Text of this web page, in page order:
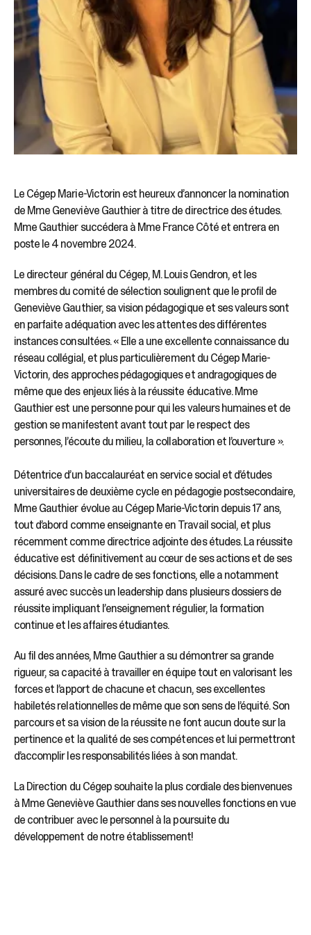
Le Cégep Marie-Victorin est heureux d’annoncer la nomination
de Mme Geneviève Gauthier à titre de directrice des études.
Mme Gauthier succédera à Mme France Côté et entrera en
poste le 4 novembre 2024.
Le directeur général du Cégep, M. Louis Gendron, et les
membres du comité de sélection soulignent que le profil de
Geneviève Gauthier, sa vision pédagogique et ses valeurs sont
en parfaite adéquation avec les attentes des différentes
instances consultées. « Elle a une excellente connaissance du
réseau collégial, et plus particulièrement du Cégep Marie-
Victorin, des approches pédagogiques et andragogiques de
même que des enjeux liés à la réussite éducative. Mme
Gauthier est une personne pour qui les valeurs humaines et de
gestion se manifestent avant tout par le respect des
personnes, l’écoute du milieu, la collaboration et l’ouverture ».
Détentrice d’un baccalauréat en service social et d’études
universitaires de deuxième cycle en pédagogie postsecondaire,
Mme Gauthier évolue au Cégep Marie-Victorin depuis 17 ans,
tout d’abord comme enseignante en Travail social, et plus
récemment comme directrice adjointe des études. La réussite
éducative est définitivement au cœur de ses actions et de ses
décisions. Dans le cadre de ses fonctions, elle a notamment
assuré avec succès un leadership dans plusieurs dossiers de
réussite impliquant l’enseignement régulier, la formation
continue et les affaires étudiantes.
Au fil des années, Mme Gauthier a su démontrer sa grande
rigueur, sa capacité à travailler en équipe tout en valorisant les
forces et l’apport de chacune et chacun, ses excellentes
habiletés relationnelles de même que son sens de l’équité. Son
parcours et sa vision de la réussite ne font aucun doute sur la
pertinence et la qualité de ses compétences et lui permettront
d’accomplir les responsabilités liées à son mandat.
La Direction du Cégep souhaite la plus cordiale des bienvenues
à Mme Geneviève Gauthier dans ses nouvelles fonctions en vue
de contribuer avec le personnel à la poursuite du
développement de notre établissement!